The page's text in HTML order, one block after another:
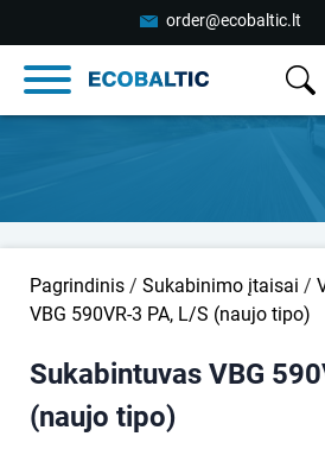
order@ecobaltic.lt
Pagrindinis / Sukabinimo įtaisai /
VBG 590VR-3 PA, L/S (naujo tipo)
Sukabintuvas VBG
(naujo tipo)